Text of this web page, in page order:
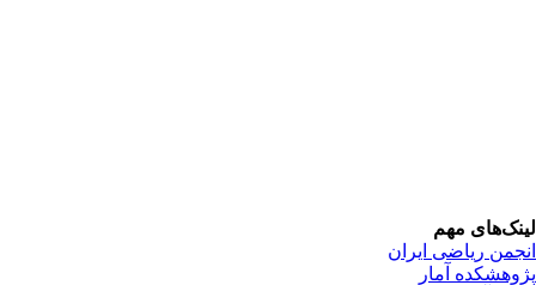
مهم
ریاضی ایران
آمار